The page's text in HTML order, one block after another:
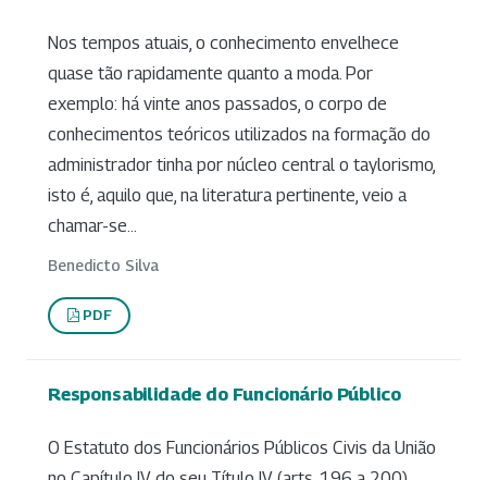
Nos tempos atuais, o conhecimento envelhece
quase tão rapidamente quanto a moda. Por
exemplo: há vinte anos passados, o corpo de
conhecimentos teóricos utilizados na formação do
administrador tinha por núcleo central o taylorismo,
isto é, aquilo que, na literatura pertinente, veio a
chamar-se...
Benedicto Silva
PDF
Responsabilidade do Funcionário Público
O Estatuto dos Funcionários Públicos Civis da União